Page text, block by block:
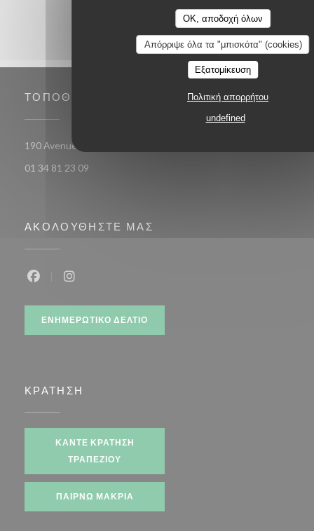
OK, αποδοχή όλων
Απόρριψε όλα τα "μπισκότα" (cookies)
Εξατομίκευση
Πολιτική απορρήτου
undefined
ΤΟΠΟΘΕΣΊΑ
190 Avenue Du 19 Mars 1962 78 370 PLAISIR
01 34 81 23 09
ΑΚΟΛΟΥΘΉΣΤΕ ΜΑΣ
ΕΝΗΜΕΡΩΤΙΚΌ ΔΕΛΤΊΟ
ΚΡΆΤΗΣΗ
ΚΆΝΤΕ ΚΡΆΤΗΣΗ
ΤΡΑΠΕΖΙΟΎ
ΠΑΊΡΝΩ ΜΑΚΡΙΆ